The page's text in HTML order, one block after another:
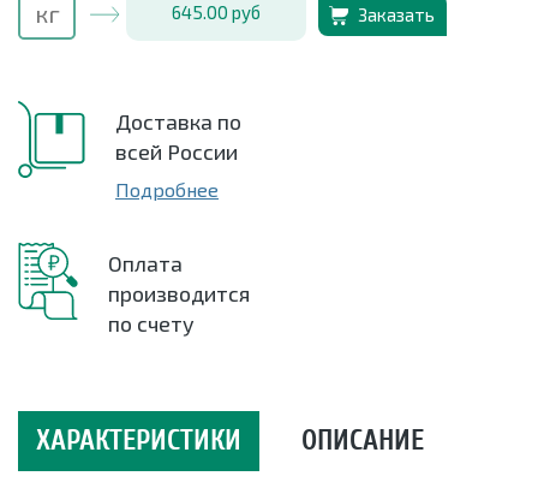
645.00 руб Заказать
Доставка по
всей России
Подробнее
Оплата
производится
по счету
ХАРАКТЕРИСТИКИ ОПИСАНИЕ